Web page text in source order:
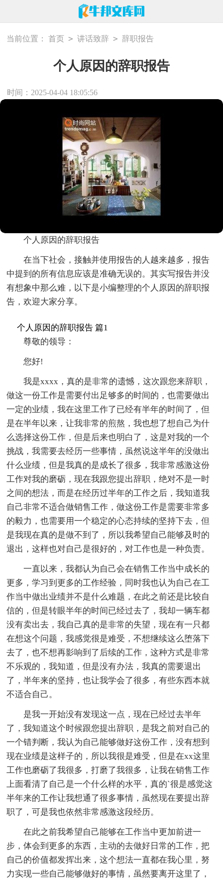
当前位置： 首页 > 讲话致辞 > 辞职报告
个人原因的辞职报告
时间：2025-04-04 18:05:56
个人原因的辞职报告
在当下社会，接触并使用报告的人越来越多，报告
中提到的所有信息应该是准确无误的。其实写报告并没
有想象中那么难，以下是小编整理的个人原因的辞职报
告，欢迎大家分享。
个人原因的辞职报告 篇1
尊敬的领导：
您好!
我是xxxx，真的是非常的遗憾，这次跟您来辞职，
做这一份工作是需要付出足够多的时间的，也需要做出
一定的业绩，我在这里工作了已经有半年的时间了，但
是在半年以来，让我非常的煎熬，我也想了想自己为什
么选择这份工作，但是后来也明白了，这是对我的一个
挑战，我需要去经历一些事情，虽然说这半年的没做出
什么业绩，但是我真的是成长了很多，我非常感激这份
工作对我的磨砺，现在我跟您提出辞职，绝对不是一时
之间的想法，而是在经历过半年的工作之后，我知道我
自己非常不适合做销售工作，做这份工作是需要非常多
的毅力，也需要用一个稳定的心态持续的坚持下去，但
是我现在真的是做不到了，所以我希望自己能够及时的
退出，这样也对自己是很好的，对工作也是一种负责。
一直以来，我都认为自己会在销售工作当中成长的
更多，学习到更多的工作经验，同时我也认为自己在工
作当中做出业绩并不是什么难题，在此之前还是比较自
信的，但是转眼半年的时间已经过去了，我却一辆车都
没有卖出去，我自己真的是非常的失望，现在有一只都
在想这个问题，我感觉很是难受，不想继续这么堕落下
去了，也不想再影响到了后续的工作，这种方式是非常
不乐观的，我知道，但是没有办法，我真的需要退出
了，半年来的坚持，也让我学会了很多，有些东西本就
不适合自己。
是我一开始没有发现这一点，现在已经过去半年
了，我知道这个时候跟您提出辞职，是我之前对自己的
一个错判断，我认为自己能够做好这份工作，没有想到
现在业绩是这样子的，所以我很是难受，但是在xx这里
工作也磨砺了我很多，打磨了我很多，让我在销售工作
上面看清了自己是一个什么样的水平，真的`很是感觉这
半年来的工作让我想通了很多事情，虽然现在要提出辞
职了，可是我也依然非常感激这段经历。
在此之前我希望自己能够在工作当中更加前进一
步，体会到更多的东西，主动的去做好日常的工作，把
自己的价值都发挥出来，这个想法一直都在我心里，努
力实现一些自己能够做好的事情，虽然要离开这里了，